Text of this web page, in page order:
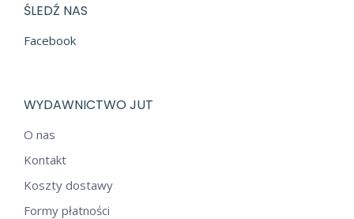
ŚLEDŹ NAS
Facebook
WYDAWNICTWO JUT
O nas
Kontakt
Koszty dostawy
Formy płatności